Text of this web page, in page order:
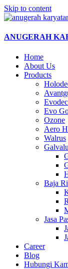
Skip to content
ANUGERAH
Home
About Us
Products
Evo
Ozone
Aero
Walrus
Baja
Jasa
Career
Blog
Hubungi